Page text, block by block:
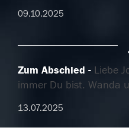
09.10.2025
Zum Abschied
Liebe
immer Du bist. Wanda
13.07.2025